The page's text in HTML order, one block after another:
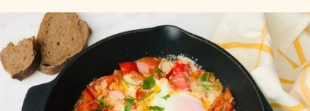
s
a
t
r
á
s